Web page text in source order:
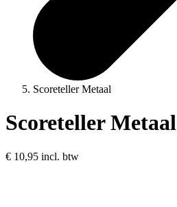
Scoreteller Metaal
Scoreteller Metaal
€ 10,95 incl. btw